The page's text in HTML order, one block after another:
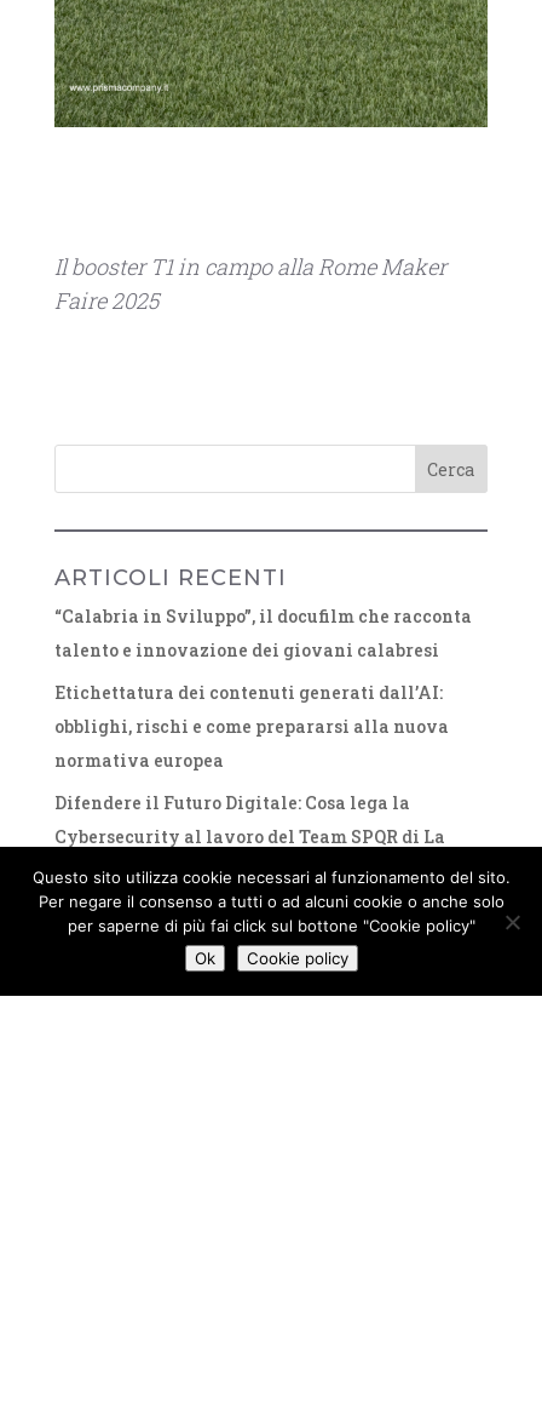
Il booster T1 in campo alla Rome Maker
Faire 2025
ARTICOLI RECENTI
“Calabria in Sviluppo”, il docufilm che racconta
talento e innovazione dei giovani calabresi
Etichettatura dei contenuti generati dall’AI:
obblighi, rischi e come prepararsi alla nuova
normativa europea
Difendere il Futuro Digitale: Cosa lega la
Cybersecurity al lavoro del Team SPQR di La
Sapienza
Lavora con Noi
Questo sito utilizza cookie necessari al funzionamento del sito.
Per negare il consenso a tutti o ad alcuni cookie o anche solo
per saperne di più fai click sul bottone "Cookie policy"
Ok
Cookie policy